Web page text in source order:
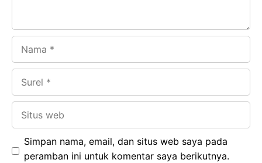
Simpan nama, email, dan situs web saya pada
peramban ini untuk komentar saya berikutnya.